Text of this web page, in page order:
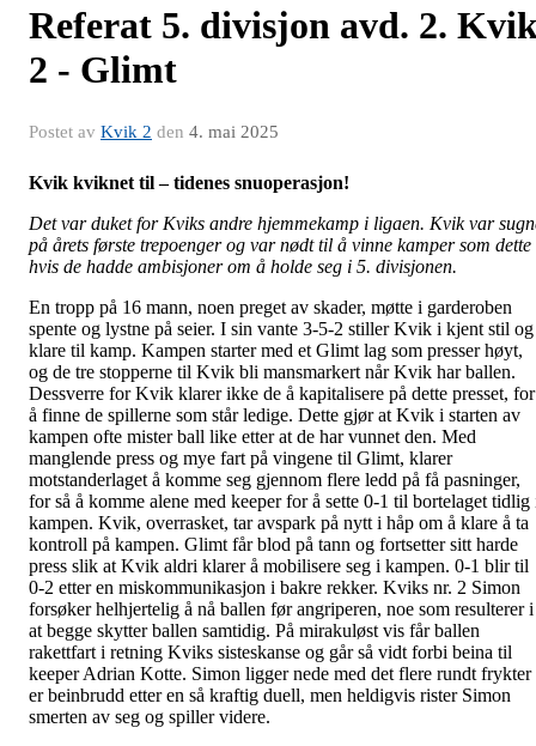
Referat 5. divisjon avd. 2.
2 - Glimt
Postet av Kvik 2 den 4. mai 2025
Kvik kviknet til – tidenes snuoperasjon!
Det var duket for Kviks andre hjemmekamp i ligaen. Kvik var
på årets første trepoenger og var nødt til å vinne kamper som dette
hvis de hadde ambisjoner om å holde seg i 5. divisjonen.
En tropp på 16 mann, noen preget av skader, møtte i garderoben
spente og lystne på seier. I sin vante 3-5-2 stiller Kvik i kjent stil og
klare til kamp. Kampen starter med et Glimt lag som presser høyt,
og de tre stopperne til Kvik bli mansmarkert når Kvik har ballen.
Dessverre for Kvik klarer ikke de å kapitalisere på dette presset, for
å finne de spillerne som står ledige. Dette gjør at Kvik i starten av
kampen ofte mister ball like etter at de har vunnet den. Med
manglende press og mye fart på vingene til Glimt, klarer
motstanderlaget å komme seg gjennom flere ledd på få pasninger,
for så å komme alene med keeper for å sette 0-1 til bortelaget tidlig
kampen. Kvik, overrasket, tar avspark på nytt i håp om å klare å ta
kontroll på kampen. Glimt får blod på tann og fortsetter sitt harde
press slik at Kvik aldri klarer å mobilisere seg i kampen. 0-1 blir til
0-2 etter en miskommunikasjon i bakre rekker. Kviks nr. 2 Simon
forsøker helhjertelig å nå ballen før angriperen, noe som resulterer i
at begge skytter ballen samtidig. På mirakuløst vis får ballen
rakettfart i retning Kviks sisteskanse og går så vidt forbi beina til
keeper Adrian Kotte. Simon ligger nede med det flere rundt frykter
er beinbrudd etter en så kraftig duell, men heldigvis rister Simon
smerten av seg og spiller videre.